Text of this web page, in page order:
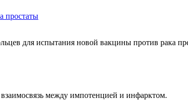
простаты
для испытания новой вакцины против рака
между импотенцией и инфарктом.